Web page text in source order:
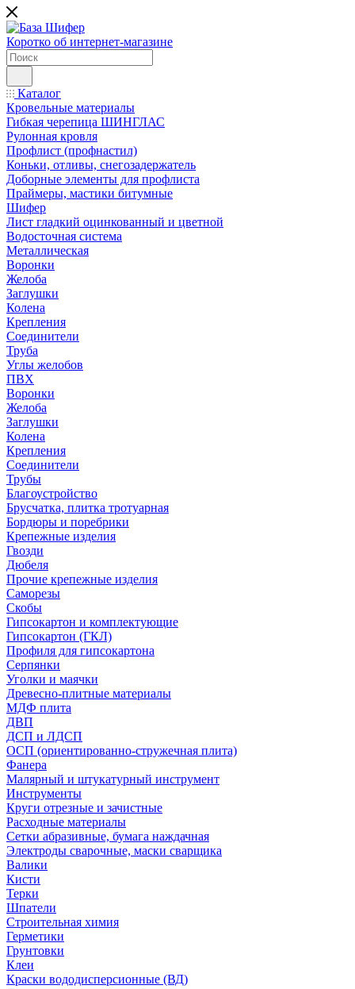
Коротко об интернет-магазине
Каталог
Кровельные материалы
Гибкая черепица ШИНГЛАС
Рулонная кровля
Профлист (профнастил)
Коньки, отливы, снегозадержатель
Доборные элементы для профлиста
Праймеры, мастики битумные
Шифер
Лист гладкий оцинкованный и цветной
Водосточная система
Металлическая
Воронки
Желоба
Заглушки
Колена
Крепления
Соединители
Труба
Углы желобов
ПВХ
Воронки
Желоба
Заглушки
Колена
Крепления
Соединители
Трубы
Благоустройство
Брусчатка, плитка тротуарная
Бордюры и поребрики
Крепежные изделия
Гвозди
Дюбеля
Прочие крепежные изделия
Саморезы
Скобы
Гипсокартон и комплектующие
Гипсокартон (ГКЛ)
Профиля для гипсокартона
Серпянки
Уголки и маячки
Древесно-плитные материалы
МДФ плита
ДВП
ДСП и ЛДСП
ОСП (ориентированно-стружечная плита)
Фанера
Малярный и штукатурный инструмент
Инструменты
Круги отрезные и зачистные
Расходные материалы
Сетки абразивные, бумага наждачная
Электроды сварочные, маски сварщика
Валики
Кисти
Терки
Шпатели
Строительная химия
Герметики
Грунтовки
Клеи
Краски вододисперсионные (ВД)